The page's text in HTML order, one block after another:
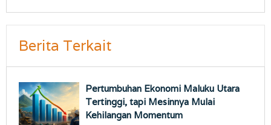
Berita Terkait
Pertumbuhan Ekonomi Maluku Utara
Tertinggi, tapi Mesinnya Mulai
Kehilangan Momentum